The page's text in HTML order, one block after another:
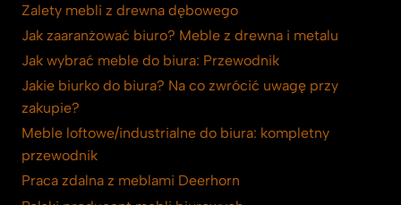
Zalety mebli z drewna dębowego
Jak zaaranżować biuro? Meble z drewna i metalu
Jak wybrać meble do biura: Przewodnik
Jakie biurko do biura? Na co zwrócić uwagę przy
zakupie?
Meble loftowe/industrialne do biura: kompletny
przewodnik
Praca zdalna z meblami Deerhorn